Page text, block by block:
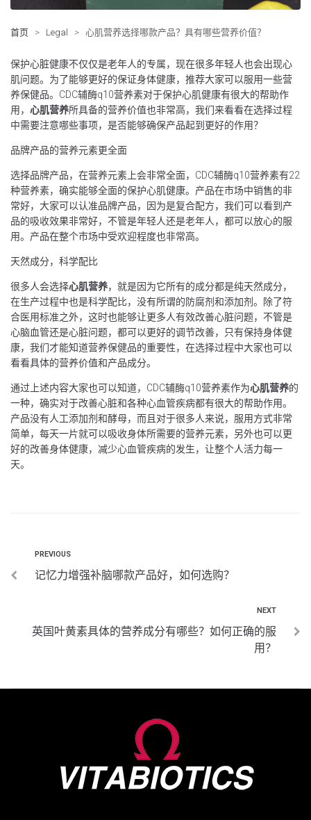
首页 > Legal > 心肌营养选择哪款产品？具有哪些营养价值？
保护心脏健康不仅仅是老年人的专属，现在很多年轻人也会出现心
肌问题。为了能够更好的保证身体健康，推荐大家可以服用一些营
养保健品。CDC辅酶q10营养素对于保护心肌健康有很大的帮助作
用， 心肌营养所具备的营养价值也非常高，我们来看看在选择过程
中需要注意哪些事项，是否能够确保产品起到更好的作用？
品牌产品的营养元素更全面
选择品牌产品，在营养元素上会非常全面，CDC辅酶q10营养素有22
种营养素，确实能够全面的保护心肌健康。产品在市场中销售的非
常好，大家可以认准品牌产品，因为是复合配方，我们可以看到产
品的吸收效果非常好，不管是年轻人还是老年人，都可以放心的服
用。产品在整个市场中受欢迎程度也非常高。
天然成分，科学配比
很多人会选择心肌营养，就是因为它所有的成分都是纯天然成分，
在生产过程中也是科学配比，没有所谓的防腐剂和添加剂。除了符
合医用标准之外，这时也能够让更多人有效改善心脏问题，不管是
心脑血管还是心脏问题，都可以更好的调节改善，只有保持身体健
康，我们才能知道营养保健品的重要性，在选择过程中大家也可以
看看具体的营养价值和产品成分。
通过上述内容大家也可以知道，CDC辅酶q10营养素作为心肌营养的
一种，确实对于改善心脏和各种心血管疾病都有很大的帮助作用。
产品没有人工添加剂和酵母，而且对于很多人来说，服用方式非常
简单，每天一片就可以吸收身体所需要的营养元素，另外也可以更
好的改善身体健康，减少心血管疾病的发生，让整个人活力每一
天。
PREVIOUS
记忆力增强补脑哪款产品好，如何选购？
NEXT
英国叶黄素具体的营养成分有哪些？如何正确的服
用？